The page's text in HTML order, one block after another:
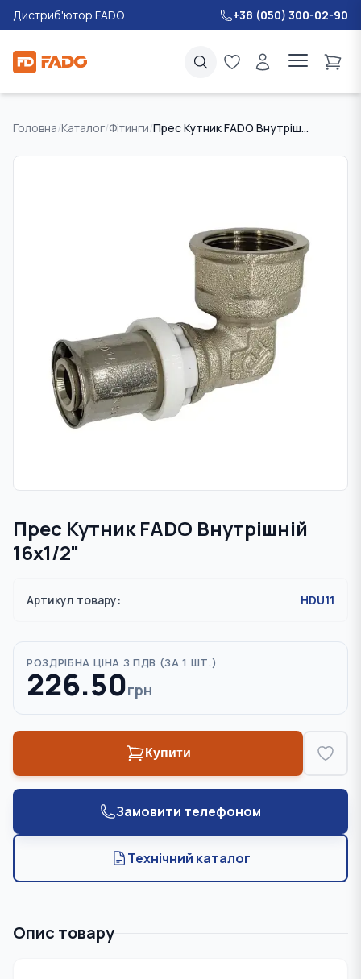
Дистриб'ютор FADO +38 (050) 300-02-90
Головна/Каталог/Фітинги/ Прес Кутник FADO Внутрішній 16х1/2"
Прес Кутник FADO Внутрішній
16х1/2"
Артикул товару: HDU11
РОЗДРІБНА ЦІНА З ПДВ (ЗА 1 ШТ.)
226.50грн
Купити
Замовити телефоном
Технічний каталог
Опис товару